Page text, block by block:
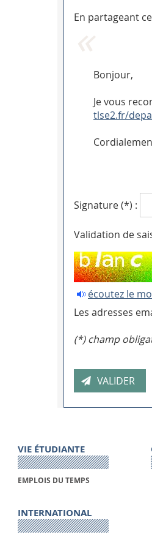
En partageant
Bonjour,
Je vous
tlse2.fr/
Signature (*) :
Validation de
écoutez le
Les adresses
(*) champ
VIE ÉTUDIANTE
EMPLOIS DU TEMPS
INTERNATIONAL